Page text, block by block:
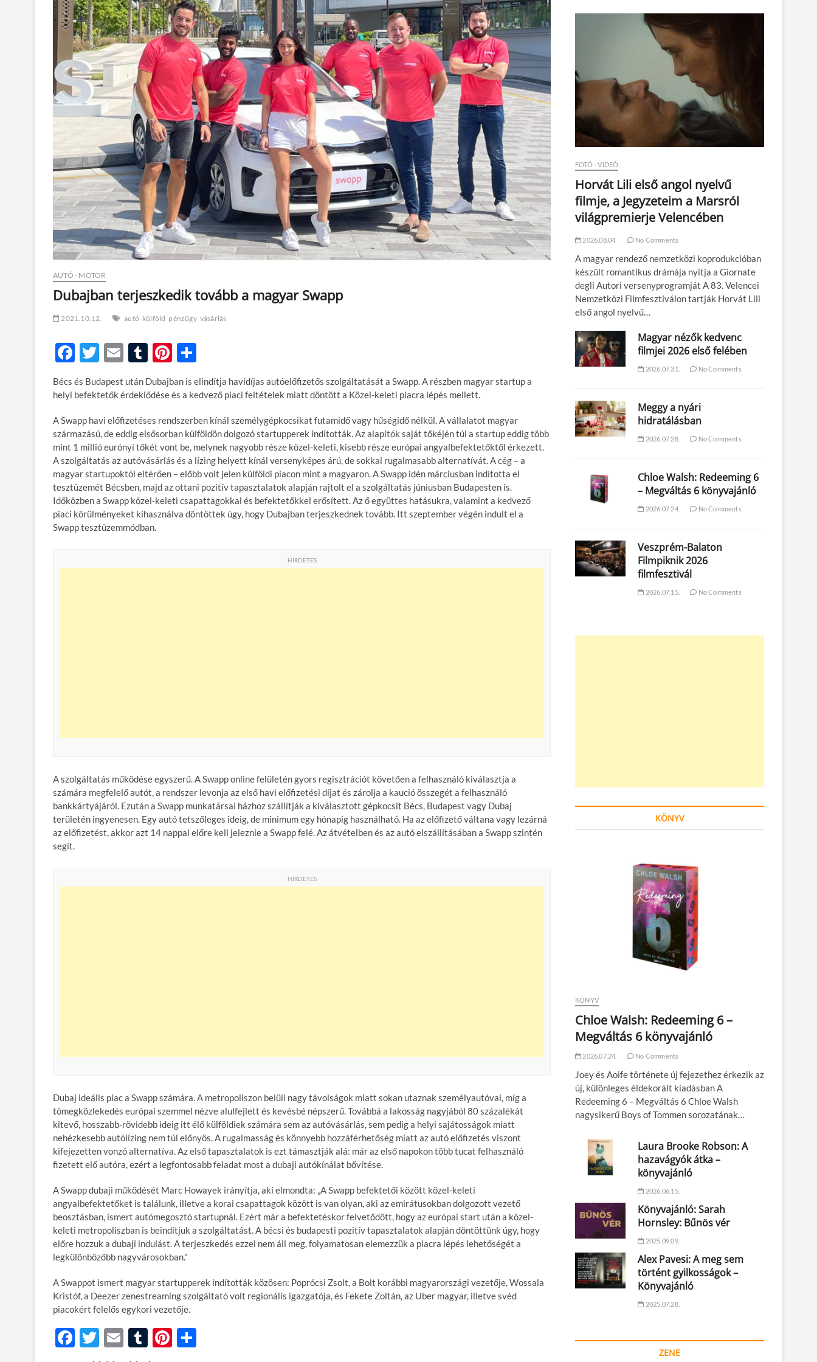
AUTÓ - MOTOR
Dubajban terjeszkedik tovább a magyar Swapp
2021.10.12. autó külföld pénzügy vásárlás
F
ac
e
o
o
k
T
w
itt
er
E
m
ail
T
u
m
r
Pi
nt
er
es
t
ss
za
m
e
g
Bécs és Budapest után Dubajban is elindítja havidíjas autóelőfizetős szolgáltatását a Swapp. A részben magyar startup a
helyi befektetők érdeklődése és a kedvező piaci feltételek miatt döntött a Közel-keleti piacra lépés mellett.
A Swapp havi előfizetéses rendszerben kínál személygépkocsikat futamidő vagy hűségidő nélkül. A vállalatot magyar
származású, de eddig elsősorban külföldön dolgozó startupperek indították. Az alapítók saját tőkéjén túl a startup eddig több
mint 1 millió eurónyi tőkét vont be, melynek nagyobb része közel-keleti, kisebb része európai angyalbefektetőktől érkezett.
A szolgáltatás az autóvásárlás és a lízing helyett kínál versenyképes árú, de sokkal rugalmasabb alternatívát. A cég – a
magyar startupoktól eltérően – előbb volt jelen külföldi piacon mint a magyaron. A Swapp idén márciusban indította el
tesztüzemét Bécsben, majd az ottani pozitív tapasztalatok alapján rajtolt el a szolgáltatás júniusban Budapesten is.
Időközben a Swapp közel-keleti csapattagokkal és befektetőkkel erősített. Az ő együttes hatásukra, valamint a kedvező
piaci körülményeket kihasználva döntöttek úgy, hogy Dubajban terjeszkednek tovább. Itt szeptember végén indult el a
Swapp tesztüzemmódban.
HIRDETÉS
A szolgáltatás működése egyszerű. A Swapp online felületén gyors regisztrációt követően a felhasználó kiválasztja a
számára megfelelő autót, a rendszer levonja az első havi előfizetési díjat és zárolja a kaució összegét a felhasználó
bankkártyájáról. Ezután a Swapp munkatársai házhoz szállítják a kiválasztott gépkocsit Bécs, Budapest vagy Dubaj
területén ingyenesen. Egy autó tetszőleges ideig, de minimum egy hónapig használható. Ha az előfizető váltana vagy lezárná
az előfizetést, akkor azt 14 nappal előre kell jeleznie a Swapp felé. Az átvételben és az autó elszállításában a Swapp szintén
segít.
HIRDETÉS
Dubaj ideális piac a Swapp számára. A metropoliszon belüli nagy távolságok miatt sokan utaznak személyautóval, míg a
tömegközlekedés európai szemmel nézve alulfejlett és kevésbé népszerű. Továbbá a lakosság nagyjából 80 százalékát
kitevő, hosszabb-rövidebb ideig itt élő külföldiek számára sem az autóvásárlás, sem pedig a helyi sajátosságok miatt
nehézkesebb autólízing nem túl előnyös. A rugalmasság és könnyebb hozzáférhetőség miatt az autó előfizetés viszont
kifejezetten vonzó alternatíva. Az első tapasztalatok is ezt támasztják alá: már az első napokon több tucat felhasználó
fizetett elő autóra, ezért a legfontosabb feladat most a dubaji autókínálat bővítése.
A Swapp dubaji működését Marc Howayek irányítja, aki elmondta: „A Swapp befektetői között közel-keleti
angyalbefektetőket is találunk, illetve a korai csapattagok között is van olyan, aki az emirátusokban dolgozott vezető
beosztásban, ismert autómegosztó startupnál. Ezért már a befektetéskor felvetődött, hogy az európai start után a közel-
keleti metropoliszban is beindítjuk a szolgáltatást. A bécsi és budapesti pozitív tapasztalatok alapján döntöttünk úgy, hogy
előre hozzuk a dubaji indulást. A terjeszkedés ezzel nem áll meg, folyamatosan elemezzük a piacra lépés lehetőségét a
legkülönbözőbb nagyvárosokban.”
A Swappot ismert magyar startupperek indították közösen: Poprócsi Zsolt, a Bolt korábbi magyarországi vezetője, Wossala
Kristóf, a Deezer zenestreaming szolgáltató volt regionális igazgatója, és Fekete Zoltán, az Uber magyar, illetve svéd
piacokért felelős egykori vezetője.
F
ac
T
w
E
m
T
u
Pi
FOTÓ - VIDEÓ
Horvát Lili első angol nyelvű
filmje, a Jegyzeteim a Marsról
világpremierje Velencében
2026.08.04. No Comments
A magyar rendező nemzetközi koprodukcióban
készült romantikus drámája nyitja a Giornate
degli Autori versenyprogramját A 83. Velencei
Nemzetközi Filmfesztiválon tartják Horvát Lili
első angol nyelvű…
Magyar nézők kedvenc
filmjei 2026 első felében
2026.07.31. No Comments
Meggy a nyári
hidratálásban
2026.07.28. No Comments
Chloe Walsh: Redeeming 6
– Megváltás 6 könyvajánló
2026.07.24. No Comments
Veszprém-Balaton
Filmpiknik 2026
filmfesztivál
2026.07.15. No Comments
KÖNYV
KÖNYV
Chloe Walsh: Redeeming 6 –
Megváltás 6 könyvajánló
2026.07.24. No Comments
Joey és Aoife története új fejezethez érkezik az
új, különleges éldekorált kiadásban A
Redeeming 6 – Megváltás 6 Chloe Walsh
nagysikerű Boys of Tommen sorozatának…
Laura Brooke Robson: A
hazavágyók átka –
könyvajánló
2026.06.15.
Könyvajánló: Sarah
Hornsley: Bűnös vér
2025.09.09.
Alex Pavesi: A meg sem
történt gyilkosságok –
Könyvajánló
2025.07.28.
ZENE